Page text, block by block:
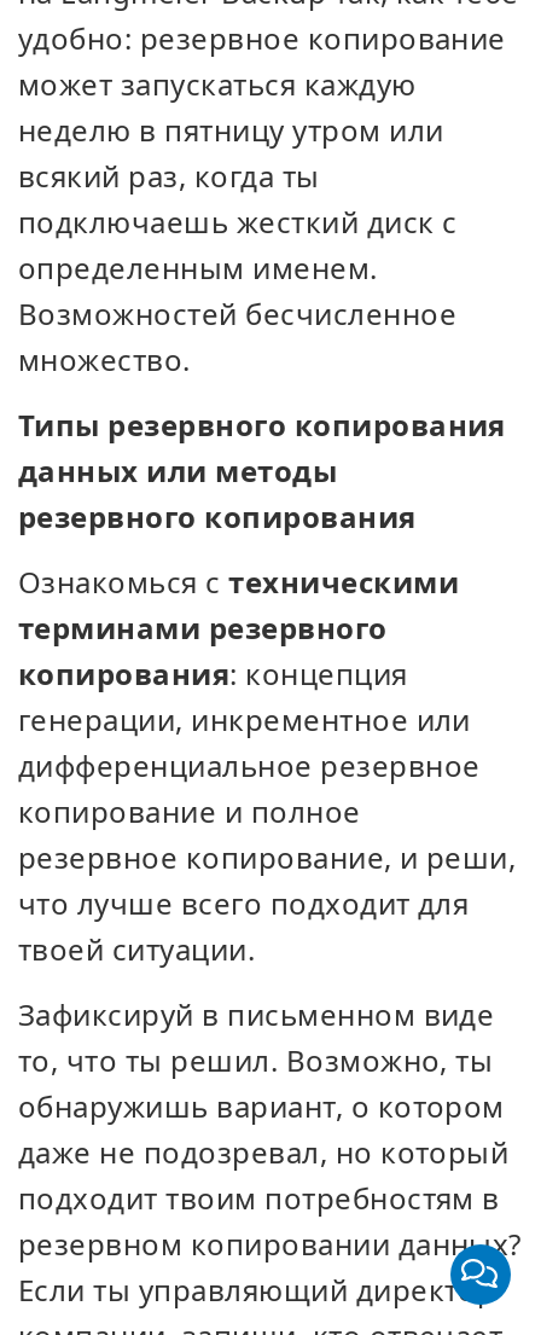
удобно: резервное копирование
может запускаться каждую
неделю в пятницу утром или
всякий раз, когда ты
подключаешь жесткий диск с
определенным именем.
Возможностей бесчисленное
множество.
Типы резервного копирования
данных или методы
резервного копирования
Ознакомься стехническими
терминами резервного
копирования: концепция
генерации, инкрементное или
дифференциальное резервное
копирование и полное
резервное копирование, и реши,
что лучше всего подходит для
твоей ситуации.
Зафиксируй в письменном виде
то, что ты решил. Возможно, ты
обнаружишь вариант, о котором
даже не подозревал, но который
подходит твоим потребностям в
резервном копировании данных?
Если ты управляющий директор